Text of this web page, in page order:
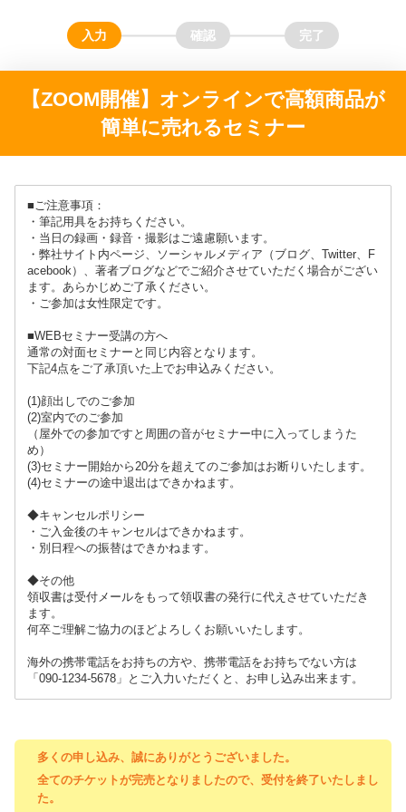
【ZOOM開催】オンラインで高額商品が
簡単に売れるセミナー
■ご注意事項：
・筆記用具をお持ちください。
・当日の録画・録音・撮影はご遠慮願います。
・弊社サイト内ページ、ソーシャルメディア（ブログ、Twitter、F
acebook）、著者ブログなどでご紹介させていただく場合がござい
ます。あらかじめご了承ください。
・ご参加は女性限定です。
■WEBセミナー受講の方へ
通常の対面セミナーと同じ内容となります。
下記4点をご了承頂いた上でお申込みください。
(1)顔出しでのご参加
(2)室内でのご参加
（屋外での参加ですと周囲の音がセミナー中に入ってしまうた
め）
(3)セミナー開始から20分を超えてのご参加はお断りいたします。
(4)セミナーの途中退出はできかねます。
◆キャンセルポリシー
・ご入金後のキャンセルはできかねます。
・別日程への振替はできかねます。
◆その他
領収書は受付メールをもって領収書の発行に代えさせていただき
ます。
何卒ご理解ご協力のほどよろしくお願いいたします。
海外の携帯電話をお持ちの方や、携帯電話をお持ちでない方は
「090-1234-5678」とご入力いただくと、お申し込み出来ます。
多くの申し込み、誠にありがとうございました。
全てのチケットが完売となりましたので、受付を終了いたしまし
た。